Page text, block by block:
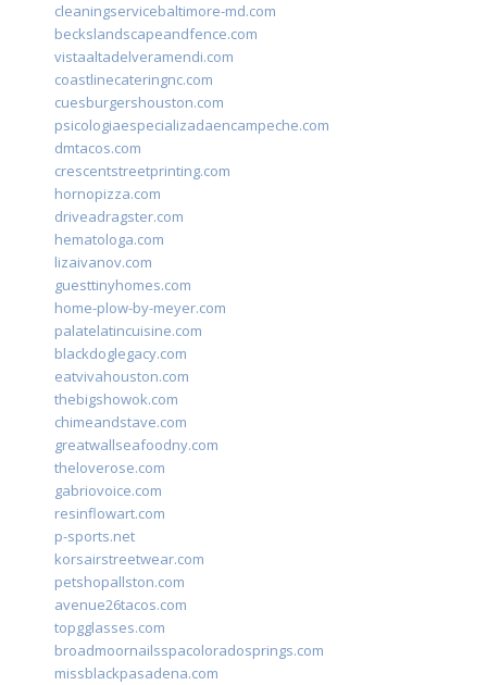
cleaningservicebaltimore-md.com
beckslandscapeandfence.com
vistaaltadelveramendi.com
coastlinecateringnc.com
cuesburgershouston.com
psicologiaespecializadaencampeche.com
dmtacos.com
crescentstreetprinting.com
hornopizza.com
driveadragster.com
hematologa.com
lizaivanov.com
guesttinyhomes.com
home-plow-by-meyer.com
palatelatincuisine.com
blackdoglegacy.com
eatvivahouston.com
thebigshowok.com
chimeandstave.com
greatwallseafoodny.com
theloverose.com
gabriovoice.com
resinflowart.com
p-sports.net
korsairstreetwear.com
petshopallston.com
avenue26tacos.com
topgglasses.com
broadmoornailsspacoloradosprings.com
missblackpasadena.com